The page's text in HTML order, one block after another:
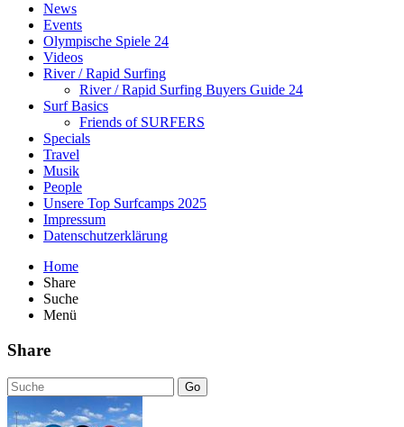
News
Events
Olympische Spiele 24
Videos
River / Rapid Surfing
River / Rapid Surfing Buyers Guide 24
Surf Basics
Friends of SURFERS
Specials
Travel
Musik
People
Unsere Top Surfcamps 2025
Impressum
Datenschutzerklärung
Home
Share
Suche
Menü
Share
Go